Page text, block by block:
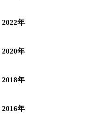
2022年
2020年
2018年
2016年